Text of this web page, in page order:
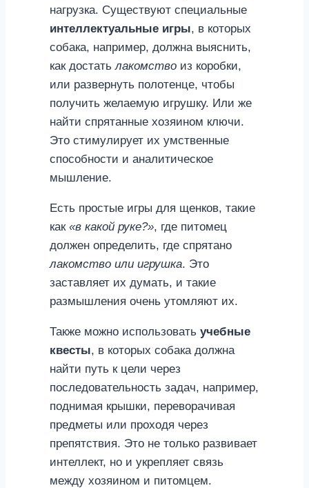
нагрузка. Существуют специальные
интеллектуальные игры, в которых
собака, например, должна выяснить,
как достатьлакомство из коробки,
или развернуть полотенце, чтобы
получить желаемую игрушку. Или же
найти спрятанные хозяином ключи.
Это стимулирует их умственные
способности и аналитическое
мышление.
Есть простые игры для щенков, такие
как «в какой руке?», где питомец
должен определить, где спрятано
лакомство или игрушка. Это
заставляет их думать, и такие
размышления очень утомляют их.
Также можно использовать учебные
квесты, в которых собака должна
найти путь к цели через
последовательность задач, например,
поднимая крышки, переворачивая
предметы или проходя через
препятствия. Это не только развивает
интеллект, но и укрепляет связь
между хозяином и питомцем.